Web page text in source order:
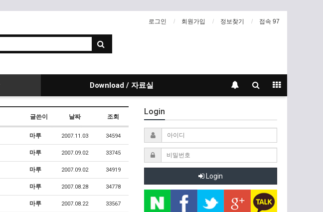
로그인 회원가입 정보찾기 접속 97
Download / 자료실
글쓴이 날짜 조회
마루 2007.11.03 34594
마루 2007.09.02 33745
마루 2007.09.02 34919
마루 2007.08.28 34778
마루 2007.08.22 33567
Login
Login